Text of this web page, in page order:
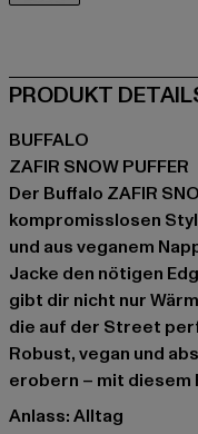
PRODUKT
BUFFALO
ZAFIR SNOW PUFFER
Der Buffalo ZAFIR
kompromisslosen
und aus veganem
Jacke den nötigen
gibt dir nicht nur
die auf der Street
Robust, vegan und
erobern – mit diesem
Anlass: Alltag